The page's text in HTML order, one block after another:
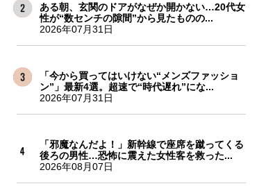
ある朝、玄関のドアがなぜか開かない…20代女
性が“数センチの隙間”から見たものの...
2026年07月31日
「今から買ってはいけない“メンズファッショ
ン”」最新4選。超速で“時代遅れ”にな...
2026年07月31日
「邪魔なんだよ！」新幹線で座席を蹴ってくる
後ろの男性…恐怖に震えた女性客を救った...
2026年08月07日